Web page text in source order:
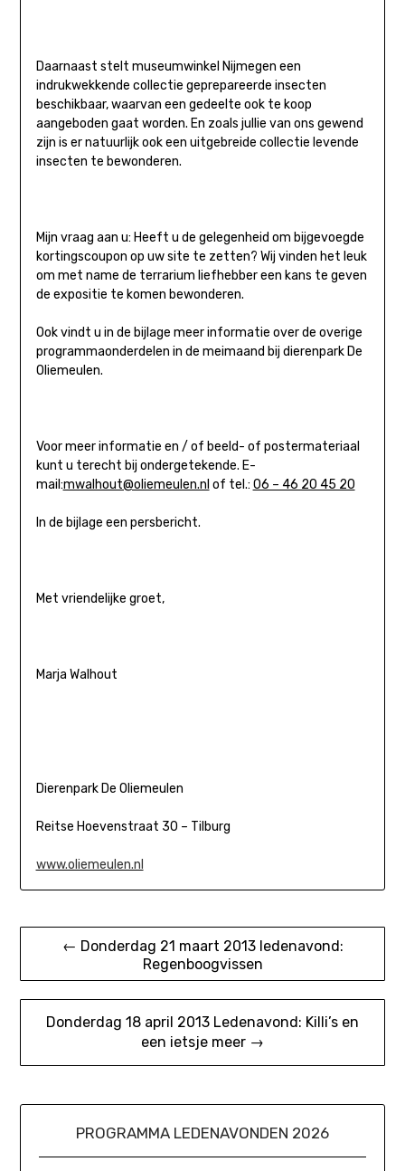
Daarnaast stelt museumwinkel Nijmegen een
indrukwekkende collectie geprepareerde insecten
beschikbaar, waarvan een gedeelte ook te koop
aangeboden gaat worden. En zoals jullie van ons gewend
zijn is er natuurlijk ook een uitgebreide collectie levende
insecten te bewonderen.
Mijn vraag aan u: Heeft u de gelegenheid om bijgevoegde
kortingscoupon op uw site te zetten? Wij vinden het leuk
om met name de terrarium liefhebber een kans te geven
de expositie te komen bewonderen.
Ook vindt u in de bijlage meer informatie over de overige
programmaonderdelen in de meimaand bij dierenpark De
Oliemeulen.
Voor meer informatie en / of beeld- of postermateriaal
kunt u terecht bij ondergetekende. E-
mail:mwalhout@oliemeulen.nl of tel.: 06 – 46 20 45 20
In de bijlage een persbericht.
Met vriendelijke groet,
Marja Walhout
Dierenpark De Oliemeulen
Reitse Hoevenstraat 30 – Tilburg
www.oliemeulen.nl
Bericht← Donderdag 21 maart 2013 ledenavond:
Regenboogvissen
Donderdag 18 april 2013 Ledenavond: Killi’s en
een ietsje meer →
PROGRAMMA LEDENAVONDEN 2026